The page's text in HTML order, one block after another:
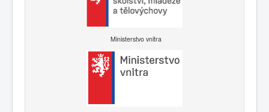
Ministerstvo vnitra